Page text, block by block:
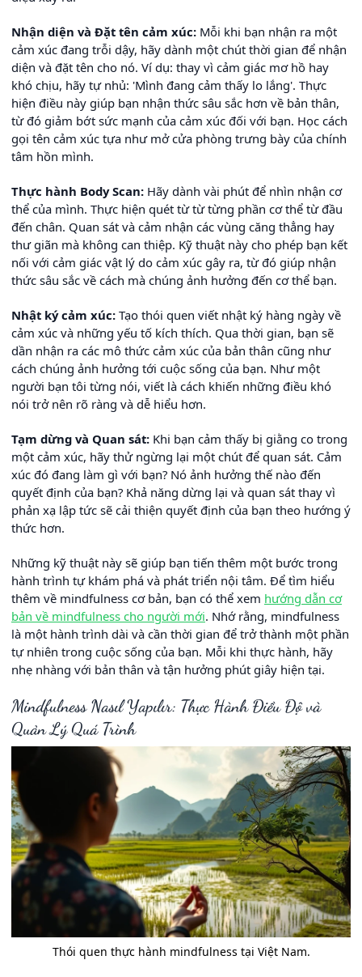
Nhận diện và Đặt tên cảm xúc: Mỗi khi bạn nhận ra một
cảm xúc đang trỗi dậy, hãy dành một chút thời gian để nhận
diện và đặt tên cho nó. Ví dụ: thay vì cảm giác mơ hồ hay
khó chịu, hãy tự nhủ: 'Mình đang cảm thấy lo lắng'. Thực
hiện điều này giúp bạn nhận thức sâu sắc hơn về bản thân,
từ đó giảm bớt sức mạnh của cảm xúc đối với bạn. Học cách
gọi tên cảm xúc tựa như mở cửa phòng trưng bày của chính
tâm hồn mình.
Thực hành Body Scan: Hãy dành vài phút để nhìn nhận cơ
thể của mình. Thực hiện quét từ từ từng phần cơ thể từ đầu
đến chân. Quan sát và cảm nhận các vùng căng thẳng hay
thư giãn mà không can thiệp. Kỹ thuật này cho phép bạn kết
nối với cảm giác vật lý do cảm xúc gây ra, từ đó giúp nhận
thức sâu sắc về cách mà chúng ảnh hưởng đến cơ thể bạn.
Nhật ký cảm xúc: Tạo thói quen viết nhật ký hàng ngày về
cảm xúc và những yếu tố kích thích. Qua thời gian, bạn sẽ
dần nhận ra các mô thức cảm xúc của bản thân cũng như
cách chúng ảnh hưởng tới cuộc sống của bạn. Như một
người bạn tôi từng nói, viết là cách khiến những điều khó
nói trở nên rõ ràng và dễ hiểu hơn.
Tạm dừng và Quan sát: Khi bạn cảm thấy bị giằng co trong
một cảm xúc, hãy thử ngừng lại một chút để quan sát. Cảm
xúc đó đang làm gì với bạn? Nó ảnh hưởng thế nào đến
quyết định của bạn? Khả năng dừng lại và quan sát thay vì
phản xạ lập tức sẽ cải thiện quyết định của bạn theo hướng ý
thức hơn.
Những kỹ thuật này sẽ giúp bạn tiến thêm một bước trong
hành trình tự khám phá và phát triển nội tâm. Để tìm hiểu
thêm về mindfulness cơ bản, bạn có thể xem hướng dẫn cơ
bản về mindfulness cho người mới. Nhớ rằng, mindfulness
là một hành trình dài và cần thời gian để trở thành một phần
tự nhiên trong cuộc sống của bạn. Mỗi khi thực hành, hãy
nhẹ nhàng với bản thân và tận hưởng phút giây hiện tại.
Mindfulness Nasıl Yapılır: Thực Hành Điều Độ và
Quản Lý Quá Trình
Thói quen thực hành mindfulness tại Việt Nam.